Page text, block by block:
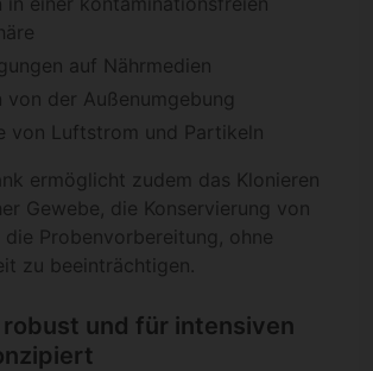
auf Nährmedien
von der Außenumgebung
von Luftstrom und Partikeln
ermöglicht zudem das Klonieren
Gewebe, die Konservierung von
die Probenvorbereitung, ohne
zu beeinträchtigen.
robust und für intensiven